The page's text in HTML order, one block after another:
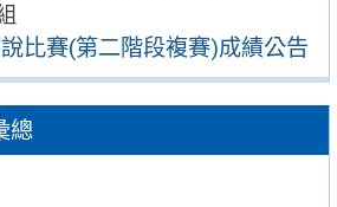
比賽(第二階段複賽)成績公告
總